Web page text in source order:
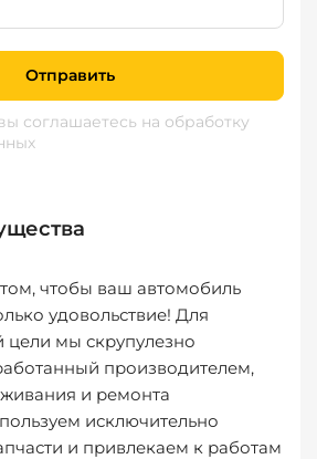
Отправить
соглашаетесь на обработку
чтобы ваш автомобиль
удовольствие! Для
цели мы скрупулезно
производителем,
и ремонта
исключительно
и привлекаем к работам